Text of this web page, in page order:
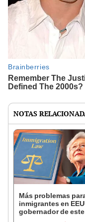
NOTAS
Más problemas
inmigrantes en
gobernador de este